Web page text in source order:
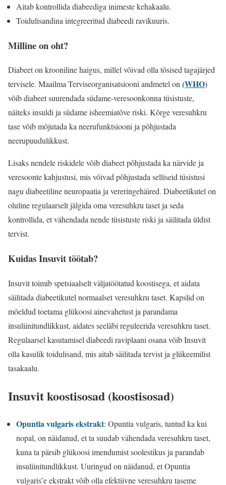
Aitab kontrollida diabeediga inimeste kehakaalu.
Toidulisandina integreeritud diabeedi ravikuuris.
Milline on oht?
Diabeet on krooniline haigus, millel võivad olla tõsised tagajärjed
tervisele. Maailma Terviseorganisatsiooni andmetel on(WHO)
võib diabeet suurendada südame-veresoonkonna tüsistuste,
näiteks insuldi ja südame isheemiatõve riski. Kõrge veresuhkru
tase võib mõjutada ka neerufunktsiooni ja põhjustada
neerupuudulikkust.
Lisaks nendele riskidele võib diabeet põhjustada ka närvide ja
veresoonte kahjustusi, mis võivad põhjustada selliseid tüsistusi
nagu diabeetiline neuropaatia ja vereringehäired. Diabeetikutel on
oluline regulaarselt jälgida oma veresuhkru taset ja seda
kontrollida, et vähendada nende tüsistuste riski ja säilitada üldist
tervist.
Kuidas Insuvit töötab?
Insuvit toimib spetsiaalselt väljatöötatud koostisega, et aidata
säilitada diabeetikutel normaalset veresuhkru taset. Kapslid on
mõeldud toetama glükoosi ainevahetust ja parandama
insuliinitundlikkust, aidates seeläbi reguleerida veresuhkru taset.
Regulaarsel kasutamisel diabeedi raviplaani osana võib Insuvit
olla kasulik toidulisand, mis aitab säilitada tervist ja glükeemilist
tasakaalu.
Insuvit koostisosad (koostisosad)
Opuntia vulgaris ekstrakt: Opuntia vulgaris, tuntud ka kui
nopal, on näidanud, et ta suudab vähendada veresuhkru taset,
kuna ta pärsib glükoosi imendumist soolestikus ja parandab
insuliinitundlikkust. Uuringud on näidanud, et Opuntia
vulgaris’e ekstrakt võib olla efektiivne veresuhkru taseme